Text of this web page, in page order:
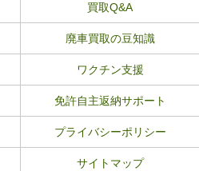
買取Q&A
廃車買取の豆知識
ワクチン支援
免許自主返納サポート
プライバシーポリシー
サイトマップ